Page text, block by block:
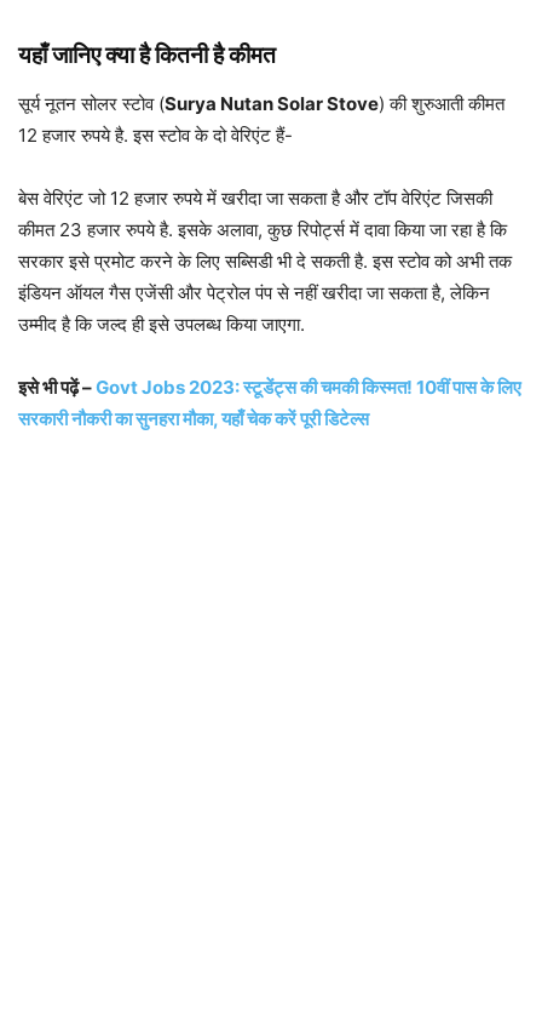
यहाँ जानिए क्या है कितनी है कीमत
सूर्य नूतन सोलर स्टोव (Surya Nutan Solar Stove) की शुरुआती कीमत
12 हजार रुपये है. इस स्टोव के दो वेरिएंट हैं-
बेस वेरिएंट जो 12 हजार रुपये में खरीदा जा सकता है और टॉप वेरिएंट जिसकी
कीमत 23 हजार रुपये है. इसके अलावा, कुछ रिपोर्ट्स में दावा किया जा रहा है कि
सरकार इसे प्रमोट करने के लिए सब्सिडी भी दे सकती है. इस स्टोव को अभी तक
इंडियन ऑयल गैस एजेंसी और पेट्रोल पंप से नहीं खरीदा जा सकता है, लेकिन
उम्मीद है कि जल्द ही इसे उपलब्ध किया जाएगा.
इसे भी पढ़ें –Govt ​Jobs 2023: स्टूडेंट्स की चमकी किस्मत! 10वीं पास के लिए
सरकारी नौकरी का सुनहरा मौका, यहाँ चेक करें पूरी डिटेल्स